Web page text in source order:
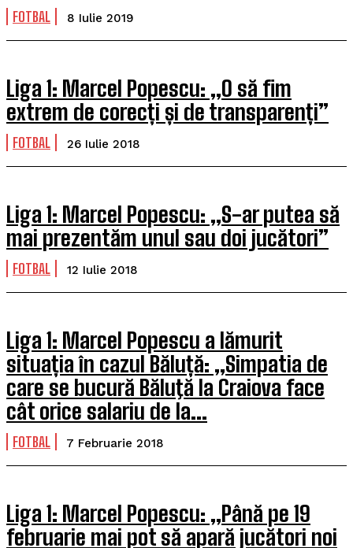
FOTBAL 8 Iulie 2019
Liga 1: Marcel Popescu: „O să fim
extrem de corecți și de transparenți”
FOTBAL 26 Iulie 2018
Liga 1: Marcel Popescu: „S-ar putea să
mai prezentăm unul sau doi jucători”
FOTBAL 12 Iulie 2018
Liga 1: Marcel Popescu a lămurit
situația în cazul Băluță: „Simpatia de
care se bucură Băluţă la Craiova face
cât orice salariu de la...
FOTBAL 7 Februarie 2018
Liga 1: Marcel Popescu: „Până pe 19
februarie mai pot să apară jucători noi